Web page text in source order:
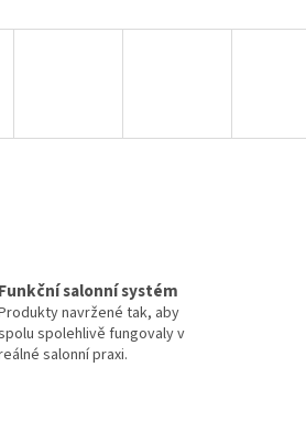
Funkční salonní systém
navržené tak, aby
spolehlivě fungovaly v
salonní praxi.